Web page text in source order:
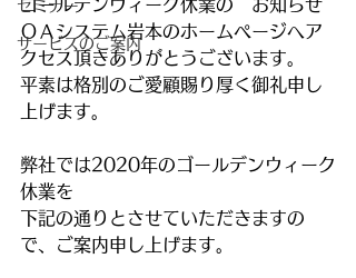
セミナー
サービスのご案内
ゴールデンウィーク休業の　お知らせ
ＯＡシステム岩本のホームページへア
クセス頂きありがとうございます。
平素は格別のご愛顧賜り厚く御礼申し
上げます。
弊社では2020年のゴールデンウィーク
休業を
下記の通りとさせていただきますの
で、ご案内申し上げます。